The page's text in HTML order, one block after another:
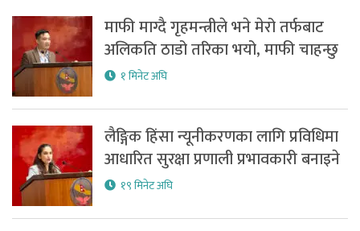
माफी माग्दै गृहमन्त्रीले भने मेरो तर्फबाट
अलिकति ठाडो तरिका भयो, माफी चाहन्छु
१ मिनेट अघि
लैङ्गिक हिंसा न्यूनीकरणका लागि प्रविधिमा
आधारित सुरक्षा प्रणाली प्रभावकारी बनाइने
१९ मिनेट अघि